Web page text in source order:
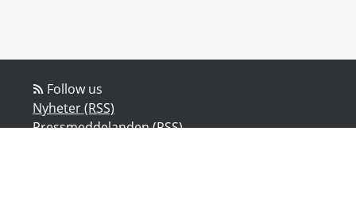
Follow us
Nyheter (RSS)
Pressmeddelanden (RSS)